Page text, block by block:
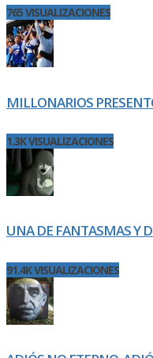
765 VISUALIZACIONES
MILLONARIOS
1.3K VISUALIZACIONES
UNA DE FANTASMAS Y
91.4K VISUALIZACIONES